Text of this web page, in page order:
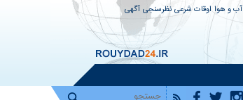
آب و هوا اوقات شرعی نظرسنجی آگهی